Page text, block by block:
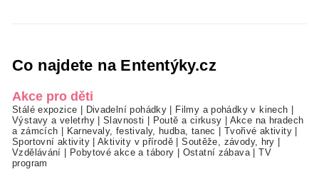
Co najdete na Ententýky.cz
Akce pro děti
Stálé expozice Divadelní pohádky Filmy a pohádky v kinech
Výstavy a veletrhy|Slavnosti Poutě a cirkusy
Akce na hradech
a zámcích
Karnevaly, festivaly, hudba, tanec Tvořivé aktivity
Sportovní aktivity|Aktivity v přírodě |Soutěže, závody, hry
Vzdělávání
Pobytové akce a tábory Ostatní zábava|TV
program